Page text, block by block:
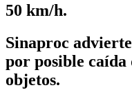
50 km/h.
Sinaproc
por posible caída
objetos.